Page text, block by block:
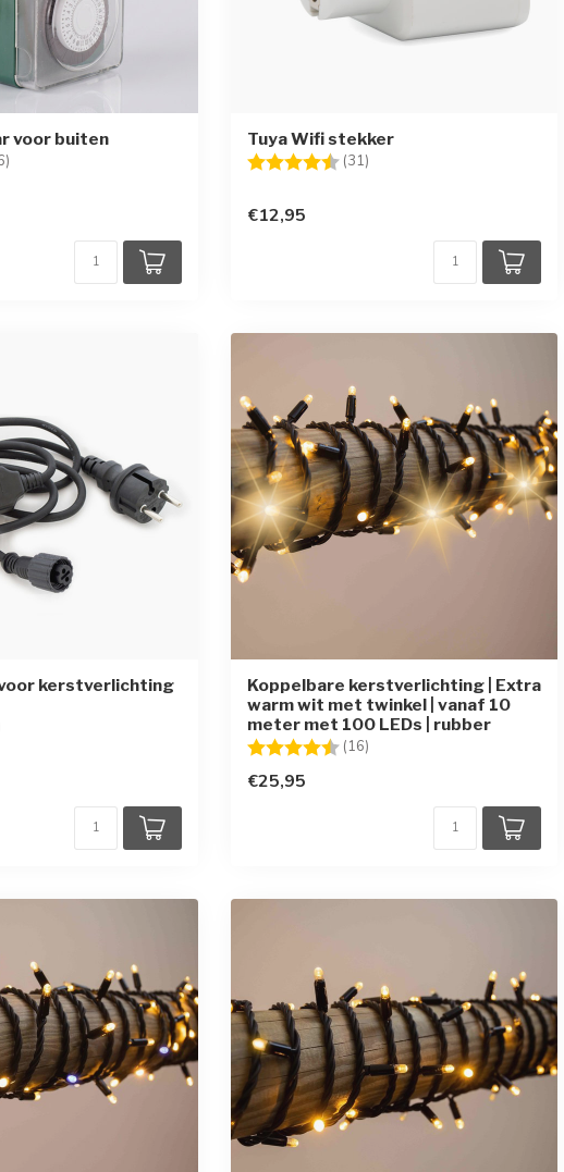
voor buiten
Tuya Wifi stekker
Beoordeling: (31)
€12,95
kerstverlichting
Koppelbare kerstverlichting | Extra
warm wit met twinkel | vanaf 10
meter met 100 LEDs | rubber
Beoordeling: (16)
€25,95